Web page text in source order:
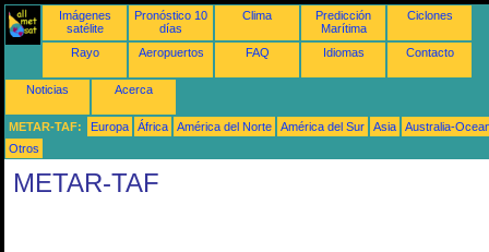
Imágenes
satélite
Pronóstico 10
días
Clima
Predicción
Marítima
Ciclones
Rayo Aeropuertos FAQ Idiomas Contacto
Noticias Acerca
METAR-TAF: Europa África América del Norte América del Sur Asia
Australia-
Otros
METAR-TAF